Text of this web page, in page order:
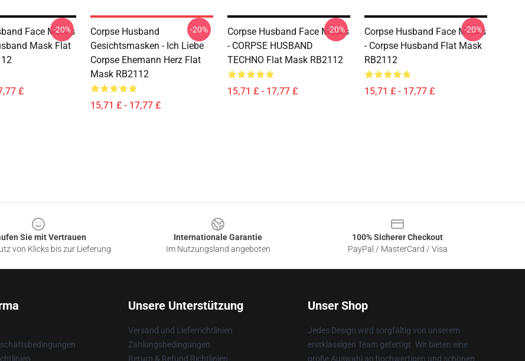
Face Masks
Mask Flat
£
-20%
Corpse Husband
Gesichtsmasken - Ich Liebe
Corpse Ehemann Herz Flat
Mask RB2112
15,71 £ - 17,77 £
-20%
Corpse Husband Face Masks
- CORPSE HUSBAND
TECHNO Flat Mask RB2112
15,71 £ - 17,77 £
-20%
Corpse Husband Face Masks
- Corpse Husband Flat Mask
RB2112
15,71 £ - 17,77 £
-20%
Sie mit Vertrauen
von Klicks bis zur Lieferung
Internationale Garantie
Im Nutzungsland angeboten
100% Sicherer Checkout
PayPal / MasterCard / Visa
Unsere Unterstützung
Versand und Lieferrichtlinien
Zahlungsbedingungen
Return & Refund Richtlinien
Unser Shop
Jedes Design wird sorgfältig von unserem
erstklassigen Team gefertigt. Wir bieten eine
große Auswahl an hochwertigen und schönen